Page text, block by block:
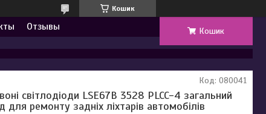
Кошик
Отзывы Кошик
світлодіоди LSE67B 3528 PLCC-4 загальний
для ремонту задніх ліхтарів автомобілів
Код: 080041